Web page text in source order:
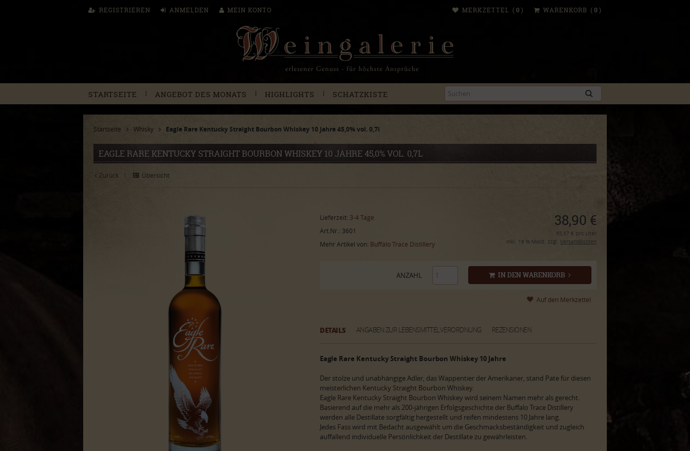
REGISTRIEREN ANMELDEN MEIN KONTO WARENKORB (0 )
MERKZETTEL (0 )
STARTSEITE | ANGEBOT DES MONATS | HIGHLIGHTS | SCHATZKISTE
Startseite Whisky Eagle Rare Kentucky Straight Bourbon Whiskey 10 Jahre 45,0% vol. 0,7l
EAGLE RARE KENTUCKY STRAIGHT BOURBON WHISKEY 10 JAHRE 45,0% VOL. 0,7L
Zurück | Übersicht
Lieferzeit: 3-4 Tage
Art.Nr.: 3601
Mehr Artikel von: Buffalo Trace Distillery
38,90 €
55,57 € pro Liter
inkl. 19 % MwSt. zzgl. Versandkosten
IN DEN WARENKORB
ANZAHL
DETAILS ANGABEN ZUR LEBENSMITTELVERORDNUNG REZENSIONEN
Eagle Rare Kentucky Straight Bourbon Whiskey 10 Jahre
Der stolze und unabhängige Adler, das Wappentier der Amerikaner, stand Pate für diesen
meisterlichen Kentucky Straight Bourbon Whiskey.
Eagle Rare Kentucky Straight Bourbon Whiskey wird seinem Namen mehr als gerecht.
Basierend auf die mehr als 200-jährigen Erfolgsgeschichte der Buffalo Trace Distillery
werden alle Destillate sorgfältig hergestellt und reifen mindestens 10 Jahre lang.
Jedes Fass wird mit Bedacht ausgewählt um die Geschmacksbeständigkeit und zugleich
auffallend individuelle Persönlichkeit der Destillate zu gewährleisten.